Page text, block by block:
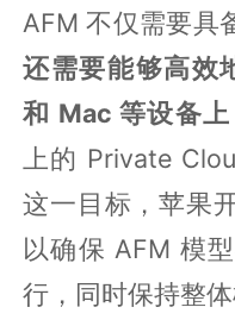
AFM 不仅需要具
还需要能够高效
和 Mac 等设备上
上的 Private
这一目标，苹果
以确保 AFM 模
行，同时保持整体